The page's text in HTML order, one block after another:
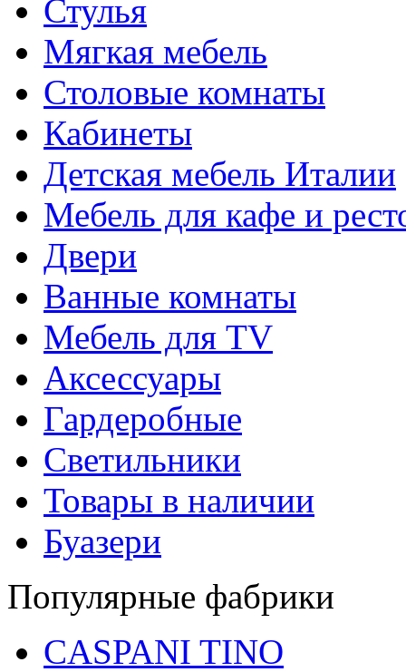
Стулья
Мягкая мебель
Столовые комнаты
Кабинеты
Детская мебель Италии
Мебель для кафе и
Двери
Ванные комнаты
Мебель для TV
Аксессуары
Гардеробные
Светильники
Товары в наличии
Буазери
Популярные фабрики
CASPANI TINO